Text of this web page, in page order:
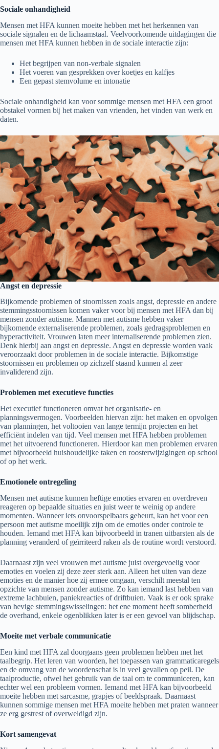
Sociale onhandigheid
Mensen met HFA kunnen moeite hebben met het herkennen van
sociale signalen en de lichaamstaal. Veelvoorkomende uitdagingen die
mensen met HFA kunnen hebben in de sociale interactie zijn:
Het begrijpen van non-verbale signalen
Het voeren van gesprekken over koetjes en kalfjes
Een gepast stemvolume en intonatie
Sociale onhandigheid kan voor sommige mensen met HFA een groot
obstakel vormen bij het maken van vrienden, het vinden van werk en
daten.
Angst en depressie
Bijkomende problemen of stoornissen zoals angst, depressie en andere
stemmingsstoornissen komen vaker voor bij mensen met HFA dan bij
mensen zonder autisme. Mannen met autisme hebben vaker
bijkomende externaliserende problemen, zoals gedragsproblemen en
hyperactiviteit. Vrouwen laten meer internaliserende problemen zien.
Denk hierbij aan angst en depressie. Angst en depressie worden vaak
veroorzaakt door problemen in de sociale interactie. Bijkomstige
stoornissen en problemen op zichzelf staand kunnen al zeer
invaliderend zijn.
Problemen met executieve functies
Het executief functioneren omvat het organisatie- en
planningsvermogen. Voorbeelden hiervan zijn: het maken en opvolgen
van planningen, het voltooien van ​​lange termijn projecten en het
efficiënt indelen van tijd. Veel mensen met HFA hebben problemen
met het uitvoerend functioneren. Hierdoor kan men problemen ervaren
met ​​bijvoorbeeld huishoudelijke taken en roosterwijzigingen op school
of op het werk.
Emotionele ontregeling
Mensen met autisme kunnen heftige emoties ervaren en overdreven
reageren op bepaalde situaties en juist weer te weinig op andere
momenten. Wanneer iets onvoorspelbaars gebeurt, kan het voor een
persoon met autisme moeilijk zijn om de emoties onder controle te
houden. Iemand met HFA kan bijvoorbeeld in tranen uitbarsten als de
planning veranderd of geïrriteerd raken als de routine wordt verstoord.
Daarnaast zijn veel vrouwen met autisme juist overgevoelig voor
emoties en voelen zij deze zeer sterk aan. Alleen het uiten van deze
emoties en de manier hoe zij ermee omgaan, verschilt meestal ten
opzichte van mensen zonder autisme. Zo kan iemand last hebben van
extreme lachbuien, paniekreacties of driftbuien. Vaak is er ook sprake
van hevige stemmingswisselingen: het ene moment heeft somberheid
de overhand, enkele ogenblikken later is er een gevoel van blijdschap.
Moeite met verbale communicatie
Een kind met HFA zal doorgaans geen problemen hebben met het
taalbegrip. Het leren van woorden, het toepassen van grammaticaregels
en de omvang van de woordenschat is in veel gevallen op peil. De
taalproductie, ofwel het gebruik van de taal om te communiceren, kan
echter wel een probleem vormen. Iemand met HFA kan bijvoorbeeld
moeite hebben met sarcasme, grapjes of beeldspraak. Daarnaast
kunnen sommige mensen met HFA moeite hebben met praten wanneer
ze erg gestrest of overweldigd zijn.
Kort samengevat